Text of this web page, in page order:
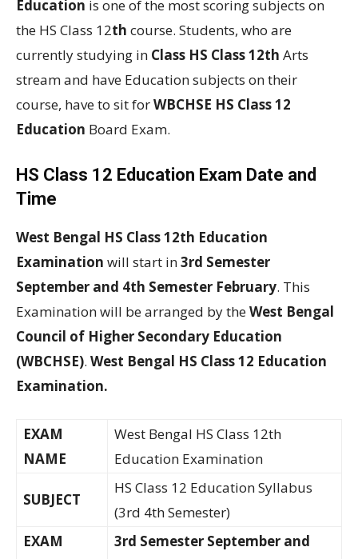
Education is one of the most scoring subjects on
the HS Class 12th course. Students, who are
currently studying in Class HS Class 12th Arts
stream and have Education subjects on their
course, have to sit forWBCHSE HS Class 12
Education Board Exam.
HS Class 12 Education Exam Date and
Time
West Bengal HS Class 12th Education
Examination will start in3rd Semester
September and 4th Semester February. This
Examination will be arranged by theWest Bengal
Council of Higher Secondary Education
(WBCHSE). West Bengal HS Class 12 Education
Examination.
EXAM
NAME
West Bengal HS Class 12th
Education Examination
SUBJECT
HS Class 12 Education Syllabus
(3rd 4th Semester)
EXAM
3rd Semester September and